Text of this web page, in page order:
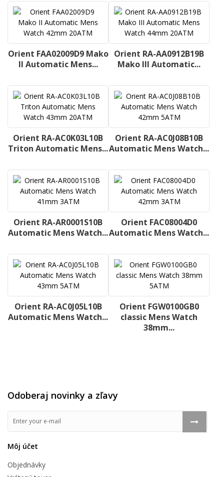
Orient FAA02009D9 Mako
II Automatic Mens...
Orient RA-AA0912B19B
Mako III Automatic...
Orient RA-AC0K03L10B
Triton Automatic Mens...
Orient RA-AC0J08B10B
Automatic Mens Watch...
Orient RA-AR0001S10B
Automatic Mens Watch...
Orient FAC08004D0
Automatic Mens Watch...
Orient RA-AC0J05L10B
Automatic Mens Watch...
Orient FGW0100GB0
classic Mens Watch
38mm...
Odoberaj novinky a zľavy
Môj účet
Objednávky